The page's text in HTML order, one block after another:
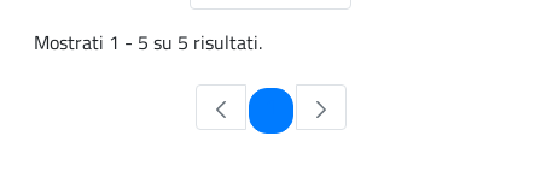
Mostrati 1 - 5 su 5 risultati.
Pagina